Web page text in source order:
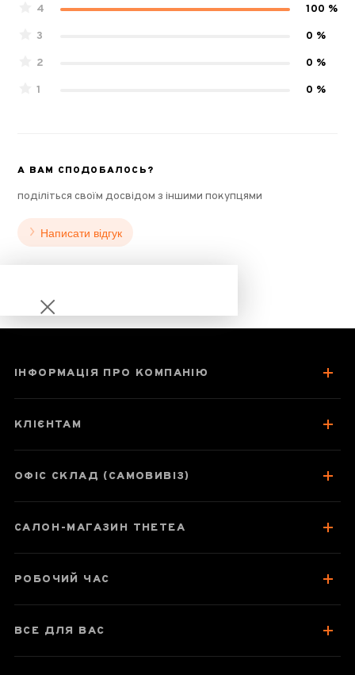
4
100 %
3
0 %
2
0 %
1
0 %
А ВАМ СПОДОБАЛОСЬ?
поділіться своїм досвідом з іншими покупцями
Написати відгук
Паспорт товару
Про чай
ІНФОРМАЦІЯ ПРО КОМПАНІЮ
КЛІЄНТАМ
ОФІС СКЛАД (САМОВИВІЗ)
САЛОН-МАГАЗИН THETEA
РОБОЧИЙ ЧАС
ВСЕ ДЛЯ ВАС